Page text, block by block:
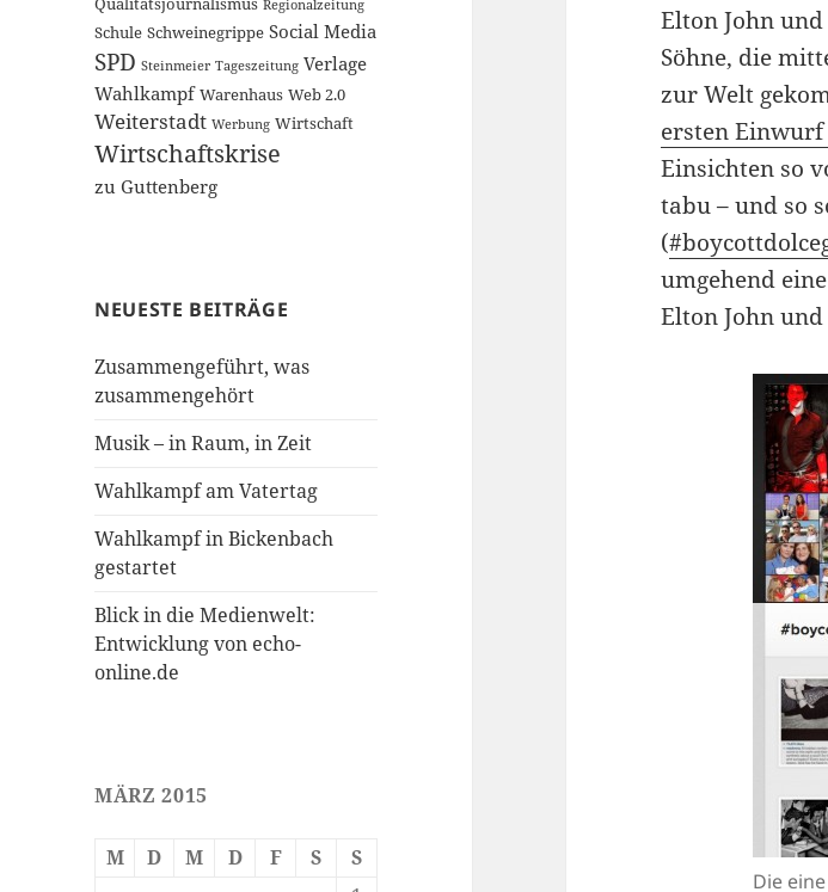
Regionalzeitung
Schule Schweinegrippe Social Media
SPD Steinmeier Tageszeitung Verlage
Wahlkampf Warenhaus Web 2.0
Weiterstadt Werbung Wirtschaft
Wirtschaftskrise
zu Guttenberg
NEUESTE BEITRÄGE
Zusammengeführt, was
zusammengehört
Musik – in Raum, in Zeit
Wahlkampf am Vatertag
Wahlkampf in Bickenbach
gestartet
Blick in die Medienwelt:
Entwicklung von echo-
online.de
MÄRZ 2015
M D M D F S
S
Elton John
Söhne, die
zur Welt
ersten
Einsichten so
tabu – und so
(
umgehend
Elton John
Die